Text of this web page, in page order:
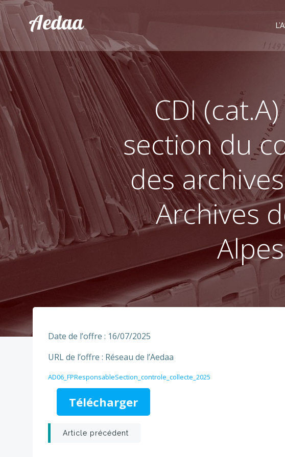
Aller
au
contenuAedaa
CDI
section du
des
Archives
Date de l’offre : 16/07/2025
URL de l’offre : Réseau de l’Aedaa
AD06_FPResponsableSection_controle_collecte_2025
Télécharger
Post
Article précédent